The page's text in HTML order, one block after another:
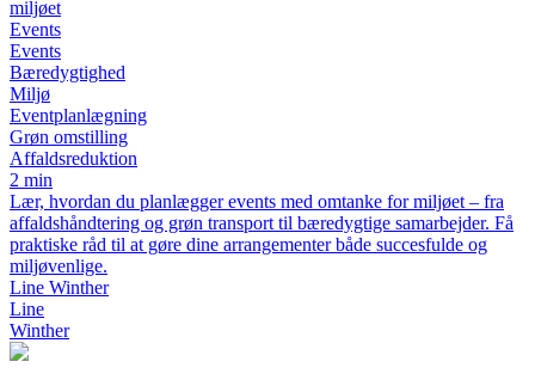
miljøet
Events
Events
Bæredygtighed
Miljø
Eventplanlægning
Grøn omstilling
Affaldsreduktion
2 min
Lær, hvordan du planlægger events med omtanke for miljøet – fra
affaldshåndtering og grøn transport til bæredygtige samarbejder. Få
praktiske råd til at gøre dine arrangementer både succesfulde og
miljøvenlige.
Line Winther
Line
Winther